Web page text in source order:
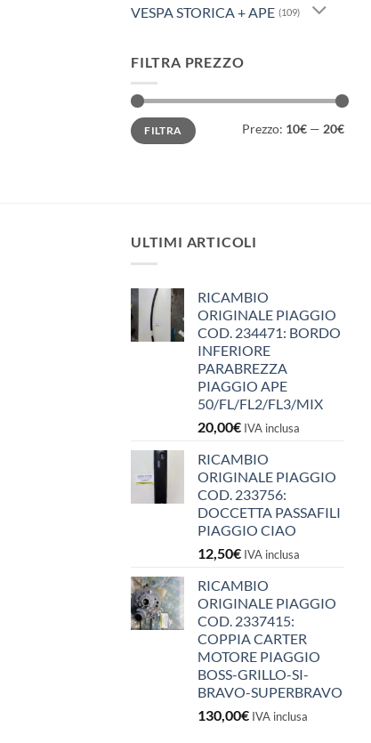
VESPA STORICA + APE (109)
FILTRA PREZZO
Prezzo
Min
Prezzo
MaxFILTRA Prezzo: 10€ — 20€
ULTIMI ARTICOLI
RICAMBIO
ORIGINALE PIAGGIO
COD. 234471: BORDO
INFERIORE
PARABREZZA
PIAGGIO APE
50/FL/FL2/FL3/MIX
20,00€ IVA inclusa
RICAMBIO
ORIGINALE PIAGGIO
COD. 233756:
DOCCETTA PASSAFILI
PIAGGIO CIAO
12,50€ IVA inclusa
RICAMBIO
ORIGINALE PIAGGIO
COD. 2337415:
COPPIA CARTER
MOTORE PIAGGIO
BOSS-GRILLO-SI-
BRAVO-SUPERBRAVO
130,00€ IVA inclusa